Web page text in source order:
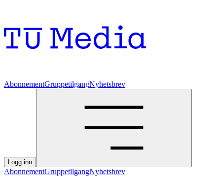
AbonnementGruppetilgangNyhetsbrev
Logg inn
AbonnementGruppetilgangNyhetsbrev